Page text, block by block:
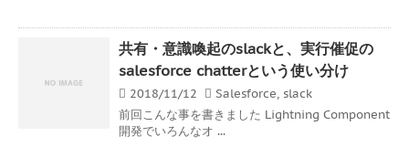
共有・意識喚起のslackと、実行催促の
salesforce chatterという使い分け
2018/11/12 Salesforce, slack
前回こんな事を書きました Lightning Component
開発でいろんなオ ...